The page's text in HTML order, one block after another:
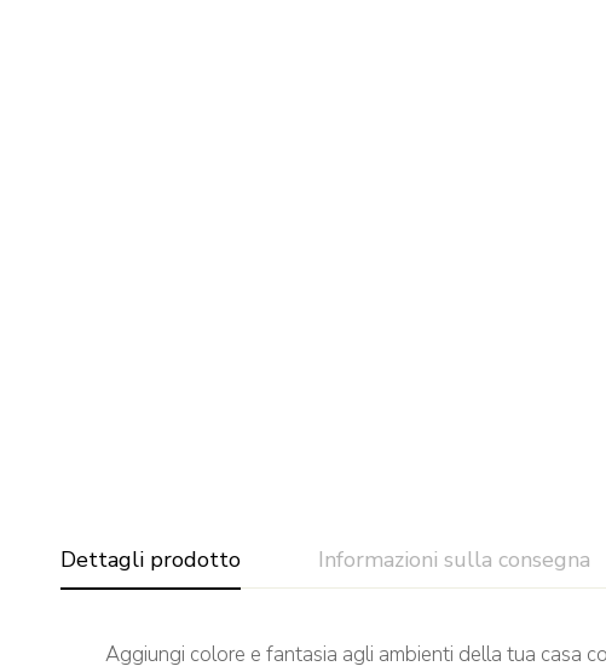
Dettagli prodotto Informazioni sulla consegna
Aggiungi colore e fantasia agli ambienti della tua casa